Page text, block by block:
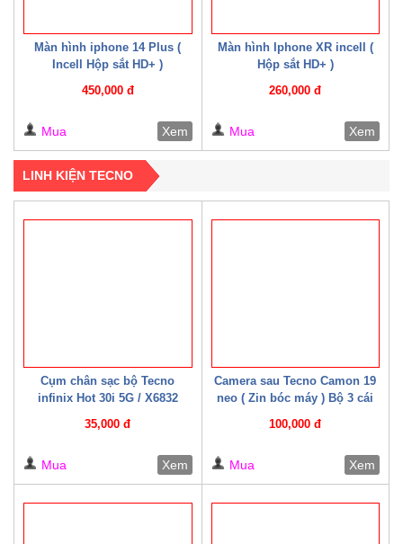
Màn hình iphone 14 Plus (
Incell Hộp sắt HD+ )
450,000 đ
Mua Xem
Màn hình Iphone XR incell (
Hộp sắt HD+ )
260,000 đ
Mua Xem
LINH KIỆN TECNO
Cụm chân sạc bộ Tecno
infinix Hot 30i 5G / X6832
35,000 đ
Mua Xem
Camera sau Tecno Camon 19
neo ( Zin bóc máy ) Bộ 3 cái
100,000 đ
Mua Xem